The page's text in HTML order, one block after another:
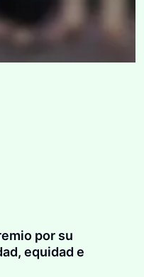
por su
equidad e